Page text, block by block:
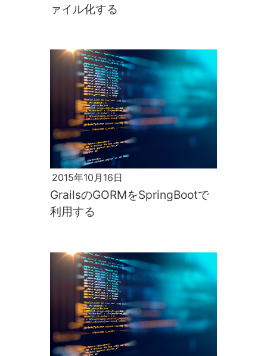
ァイル化する
2015年10月16日
GrailsのGORMをSpringBootで
利用する